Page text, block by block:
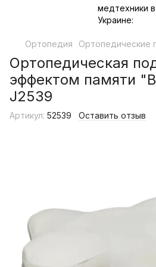
Ортопедия Ортопедические
Ортопедическая
эффектом памяти
J2539
Артикул: 52539 Оставить отзыв